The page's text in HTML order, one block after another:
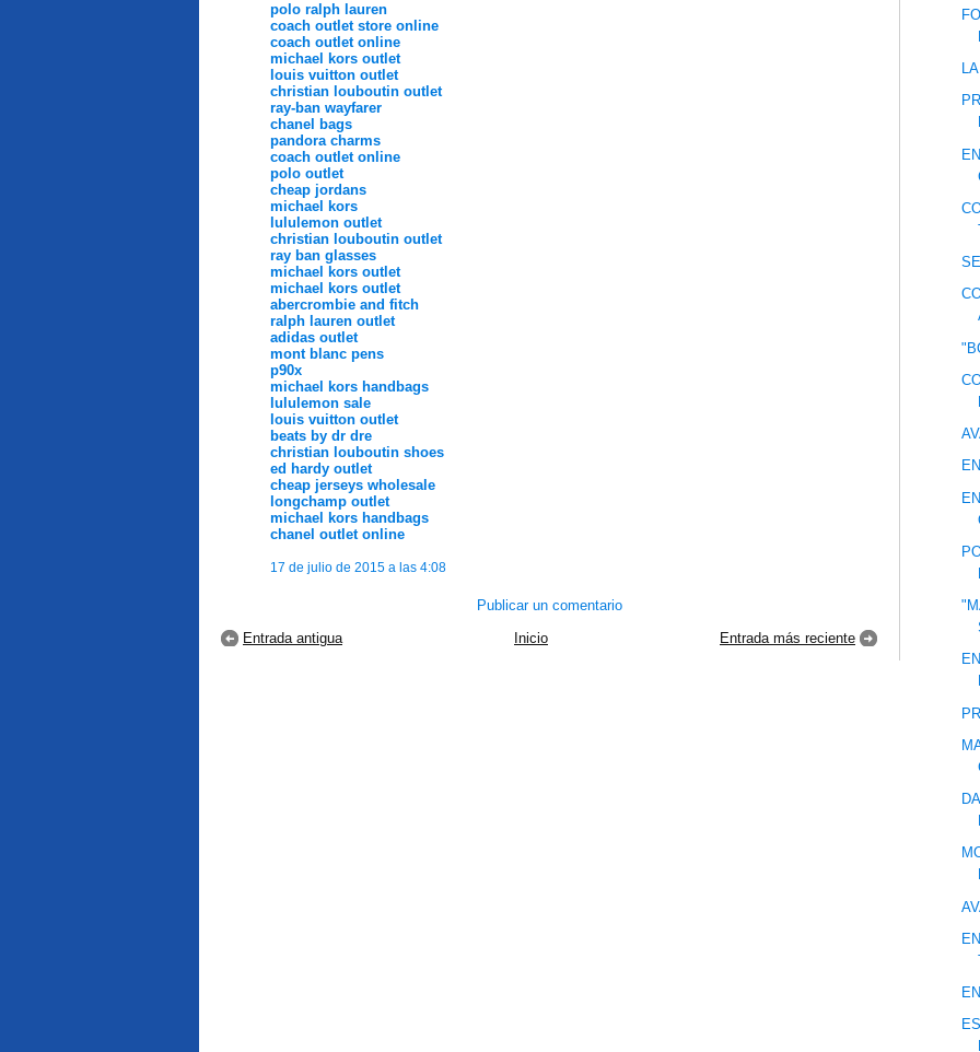
polo ralph lauren
coach outlet store online
coach outlet online
michael kors outlet
louis vuitton outlet
christian louboutin outlet
ray-ban wayfarer
chanel bags
pandora charms
coach outlet online
polo outlet
cheap jordans
michael kors
lululemon outlet
christian louboutin outlet
ray ban glasses
michael kors outlet
michael kors outlet
abercrombie and fitch
ralph lauren outlet
adidas outlet
mont blanc pens
p90x
michael kors handbags
lululemon sale
louis vuitton outlet
beats by dr dre
christian louboutin shoes
ed hardy outlet
cheap jerseys wholesale
longchamp outlet
michael kors handbags
chanel outlet online
17 de julio de 2015 a las 4:08
Publicar un comentario
Entrada más reciente
Entrada antigua Inicio